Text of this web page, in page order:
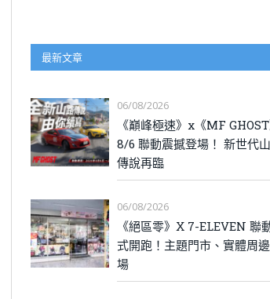
最新文章
06/08/2026
《巔峰極速》x《MF GHOST
8/6 聯動震撼登場！ 新世代
傳說再臨
06/08/2026
《絕區零》X 7-ELEVEN 聯
式開跑！主題門市、實體周
場